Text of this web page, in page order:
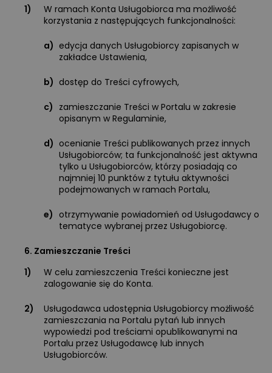
1)
W ramach Konta Usługobiorca ma możliwość
korzystania z następujących funkcjonalności:
a) edycja danych Usługobiorcy zapisanych w
zakładce Ustawienia,
b) dostęp do Treści cyfrowych,
c) zamieszczanie Treści w Portalu w zakresie
opisanym w Regulaminie,
d) ocenianie Treści publikowanych przez innych
Usługobiorców; ta funkcjonalność jest aktywna
tylko u Usługobiorców, którzy posiadają co
najmniej 10 punktów z tytułu aktywności
podejmowanych w ramach Portalu,
e) otrzymywanie powiadomień od Usługodawcy o
tematyce wybranej przez Usługobiorcę.
6. Zamieszczanie Treści
1)
W celu zamieszczenia Treści konieczne jest
zalogowanie się do Konta.
2)
Usługodawca udostępnia Usługobiorcy możliwość
zamieszczania na Portalu pytań lub innych
wypowiedzi pod treściami opublikowanymi na
Portalu przez Usługodawcę lub innych
Usługobiorców.